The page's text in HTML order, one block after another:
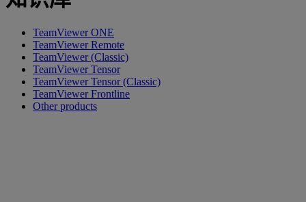
TeamViewer ONE
TeamViewer Remote
TeamViewer (Classic)
TeamViewer Tensor
TeamViewer Tensor (Classic)
TeamViewer Frontline
Other products